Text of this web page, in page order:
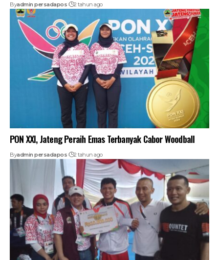
Byadmin persadapos 2 tahun ago
PON XXI, Jateng Peraih Emas Terbanyak Cabor Woodball
Byadmin persadapos 2 tahun ago